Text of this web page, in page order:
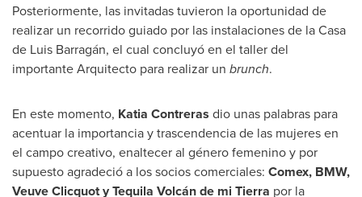
Posteriormente, las invitadas tuvieron la oportunidad de
realizar un recorrido guiado por las instalaciones de la Casa
de Luis Barragán, el cual concluyó en el taller del
importante Arquitecto para realizar un brunch.
En este momento, Katia Contreras dio unas palabras para
acentuar la importancia y trascendencia de las mujeres en
el campo creativo, enaltecer al género femenino y por
supuesto agradeció a los socios comerciales: Comex, BMW,
Veuve Clicquot y Tequila Volcán de mi Tierra por la